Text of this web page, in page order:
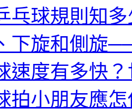
乓球規則知
下旋和側旋
速度有多快
拍小朋友應